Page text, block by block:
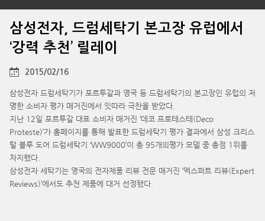
삼성전자, 드럼세탁기 본고장 유럽에서
‘강력 추천’ 릴레이
2015/02/16
삼성전자 드럼세탁기가 포르투갈과 영국 등 드럼세탁기의 본고장인 유럽의 저
명한 소비자 평가 매거진에서 잇따라 극찬을 받았다.
지난 12일 포르투갈 대표 소비자 매거진 ‘데코 프로테스테(Deco
Proteste)’가 홈페이지를 통해 발표한 드럼세탁기 평가 결과에서 삼성 크리스
털 블루 도어 드럼세탁기 ‘WW9000’이 총 95개의평가 모델 중 총점 1위를
차지했다.
삼성전자 세탁기는 영국의 전자제품 리뷰 전문 매거진 ‘엑스퍼트 리뷰(Expert
Reviews)’에서도 추천 제품에 대거 선정됐다.